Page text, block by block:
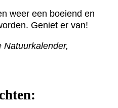
weer een boeiend en
Geniet er van!
Natuurkalender,